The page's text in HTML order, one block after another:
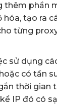
thêm phần
hóa, tạo ra
từng
sử dụng
có tần
thời gian
IP đó có